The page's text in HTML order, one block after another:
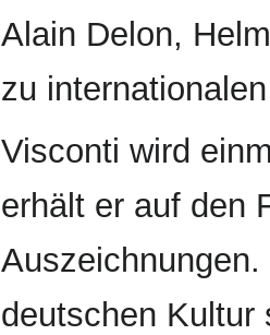
Alain Delon,
zu
Visconti wird
erhält er auf den
deutschen Kultur